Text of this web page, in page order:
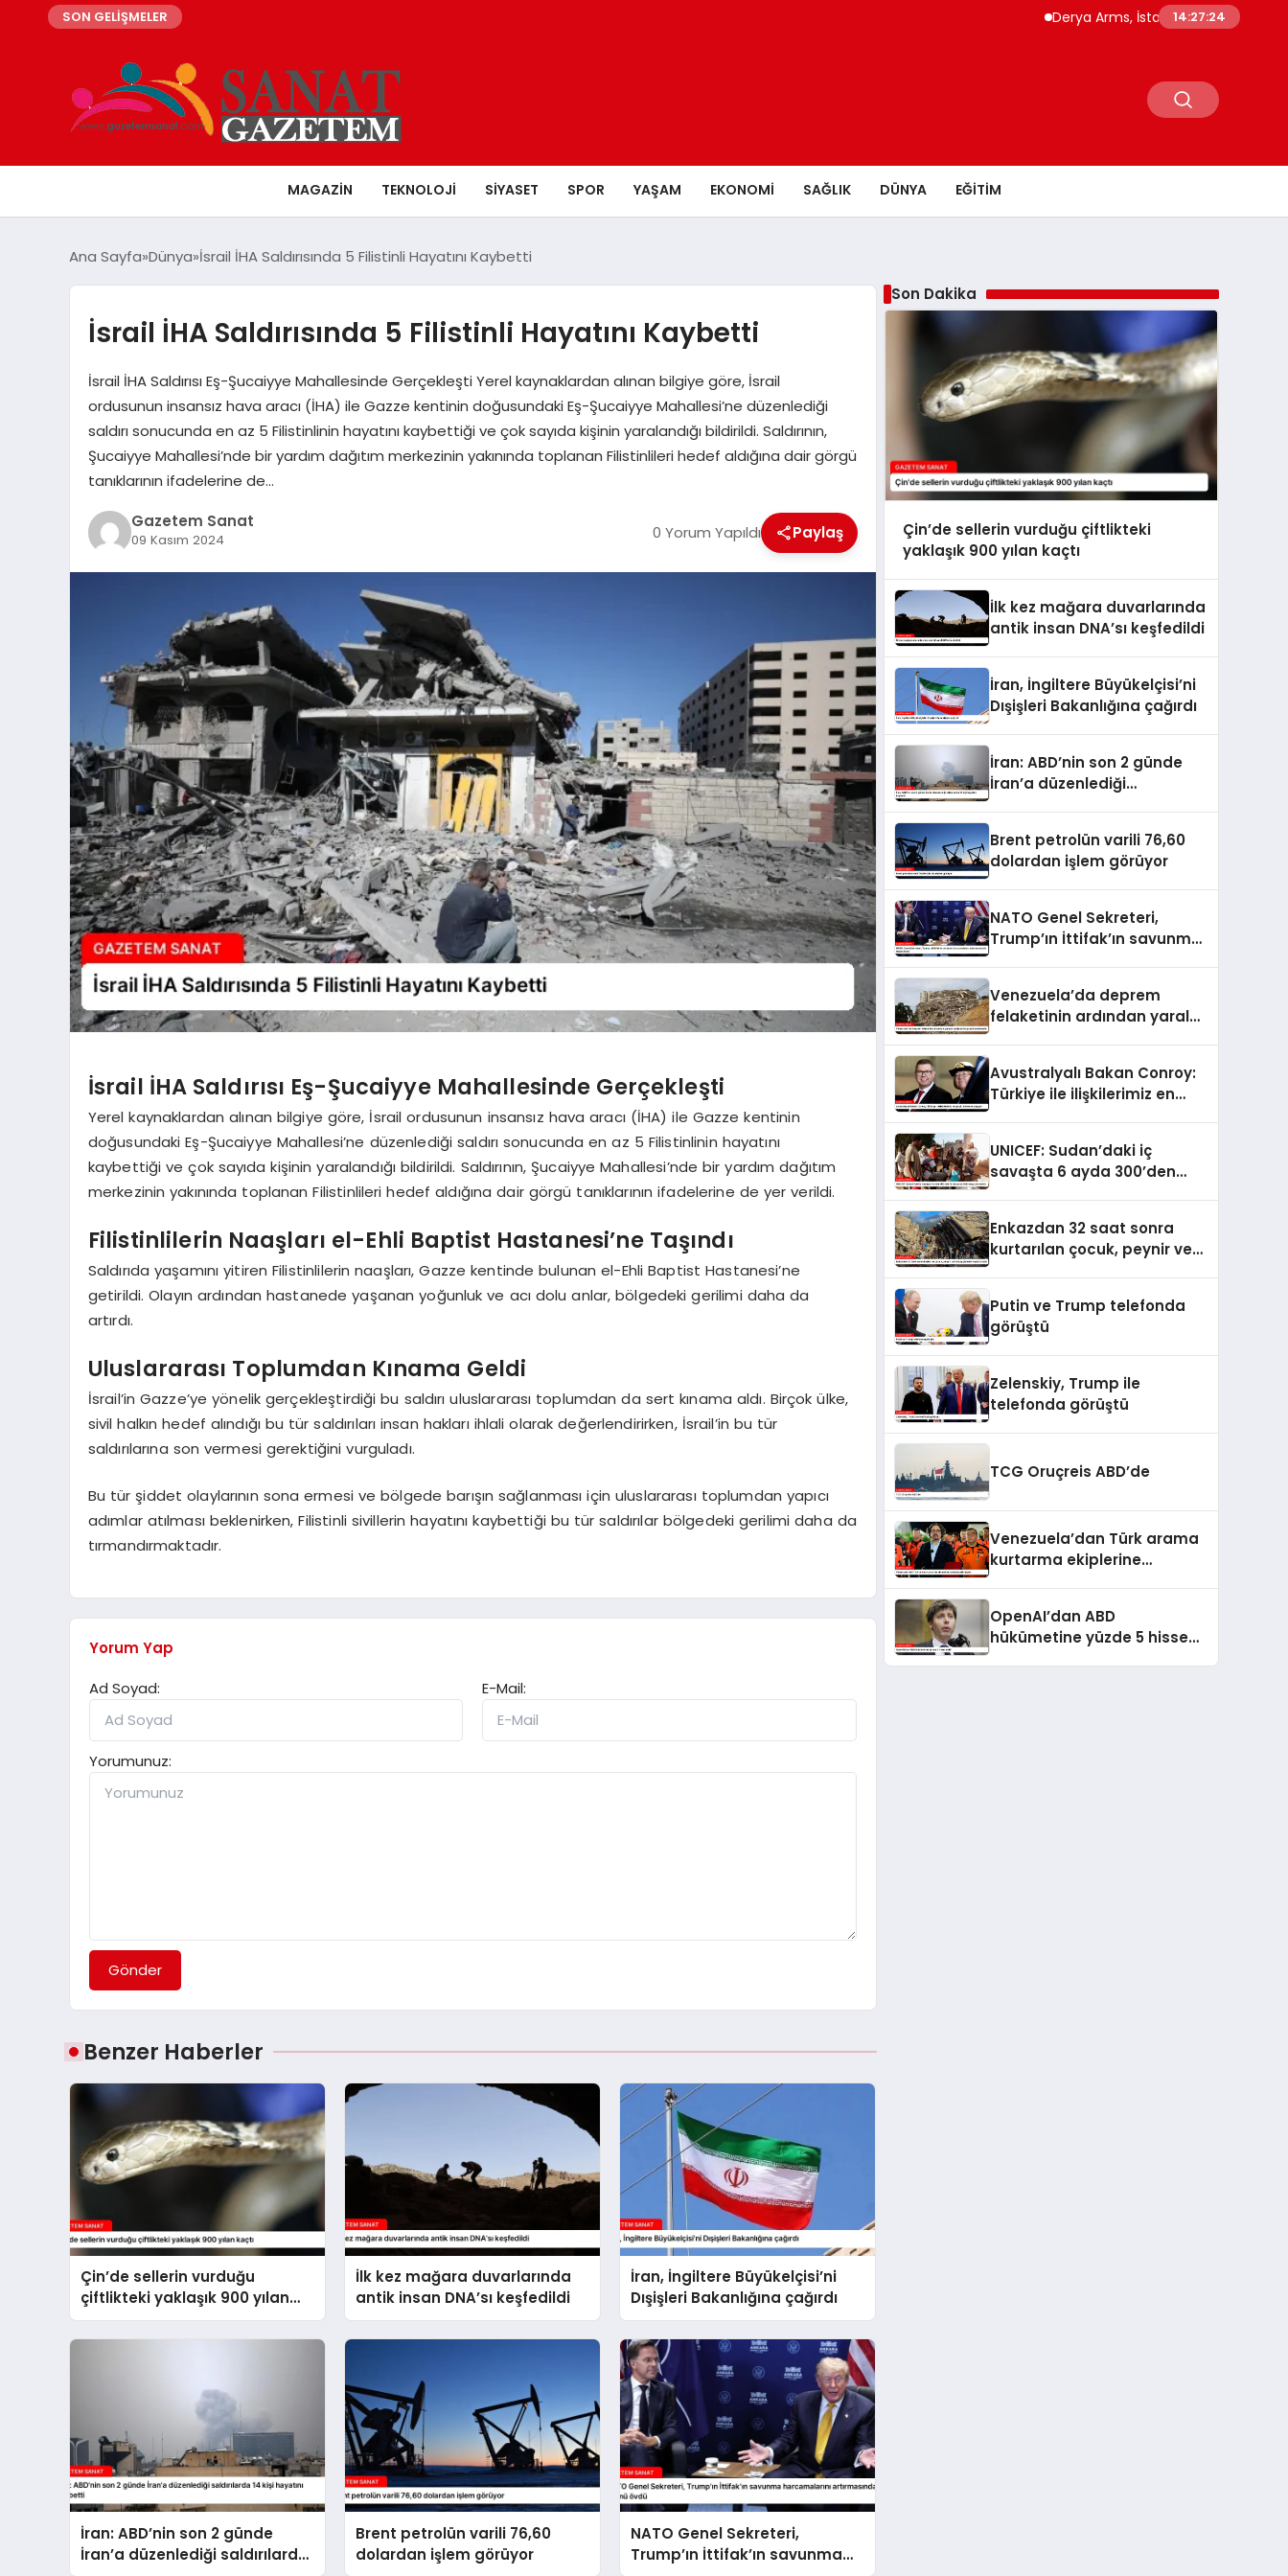
SON GELİŞMELER Derya Arms, İstanbul Prohunt 2026’da
14:27:25
MAGAZIN TEKNOLOJI SIYASET SPOR YAŞAM EKONOMI SAĞLIK DÜNYA EĞITIM
Ana Sayfa Dünya İsrail İHA Saldırısında 5 Filistinli Hayatını Kaybetti
İsrail İHA Saldırısında 5 Filistinli Hayatını Kaybetti
İsrail İHA Saldırısı Eş-Şucaiyye Mahallesinde Gerçekleşti Yerel kaynaklardan alınan bilgiye göre, İsrail
ordusunun insansız hava aracı (İHA) ile Gazze kentinin doğusundaki Eş-Şucaiyye Mahallesi’ne düzenlediği
saldırı sonucunda en az 5 Filistinlinin hayatını kaybettiği ve çok sayıda kişinin yaralandığı bildirildi. Saldırının,
Şucaiyye Mahallesi’nde bir yardım dağıtım merkezinin yakınında toplanan Filistinlileri hedef aldığına dair görgü
tanıklarının ifadelerine de…
Gazetem Sanat
09 Kasım 2024 0 Yorum Yapıldı Paylaş
İsrail İHA Saldırısı Eş-Şucaiyye Mahallesinde Gerçekleşti
Yerel kaynaklardan alınan bilgiye göre, İsrail ordusunun insansız hava aracı (İHA) ile Gazze kentinin
doğusundaki Eş-Şucaiyye Mahallesi’ne düzenlediği saldırı sonucunda en az 5 Filistinlinin hayatını
kaybettiği ve çok sayıda kişinin yaralandığı bildirildi. Saldırının, Şucaiyye Mahallesi’nde bir yardım dağıtım
merkezinin yakınında toplanan Filistinlileri hedef aldığına dair görgü tanıklarının ifadelerine de yer verildi.
Filistinlilerin Naaşları el-Ehli Baptist Hastanesi’ne Taşındı
Saldırıda yaşamını yitiren Filistinlilerin naaşları, Gazze kentinde bulunan el-Ehli Baptist Hastanesi’ne
getirildi. Olayın ardından hastanede yaşanan yoğunluk ve acı dolu anlar, bölgedeki gerilimi daha da
artırdı.
Uluslararası Toplumdan Kınama Geldi
İsrail’in Gazze’ye yönelik gerçekleştirdiği bu saldırı uluslararası toplumdan da sert kınama aldı. Birçok ülke,
sivil halkın hedef alındığı bu tür saldırıları insan hakları ihlali olarak değerlendirirken, İsrail’in bu tür
saldırılarına son vermesi gerektiğini vurguladı.
Bu tür şiddet olaylarının sona ermesi ve bölgede barışın sağlanması için uluslararası toplumdan yapıcı
adımlar atılması beklenirken, Filistinli sivillerin hayatını kaybettiği bu tür saldırılar bölgedeki gerilimi daha da
tırmandırmaktadır.
Yorum Yap
Ad Soyad:
E-Mail:
Yorumunuz:
Gönder
Benzer Haberler
Çin’de sellerin vurduğu
çiftlikteki yaklaşık 900 yılan
kaçtı
İlk kez mağara duvarlarında
antik insan DNA’sı keşfedildi
İran, İngiltere Büyükelçisi’ni
Dışişleri Bakanlığına çağırdı
İran: ABD’nin son 2 günde
İran’a düzenlediği saldırılarda
Brent petrolün varili 76,60
dolardan işlem görüyor
NATO Genel Sekreteri,
Trump’ın İttifak’ın savunma
Son Dakika
Çin’de sellerin vurduğu çiftlikteki
yaklaşık 900 yılan kaçtı
İlk kez mağara duvarlarında
antik insan DNA’sı keşfedildi
İran, İngiltere Büyükelçisi’ni
Dışişleri Bakanlığına çağırdı
İran: ABD’nin son 2 günde
İran’a düzenlediği
Brent petrolün varili 76,60
dolardan işlem görüyor
NATO Genel Sekreteri,
Trump’ın İttifak’ın savunma
Venezuela’da deprem
felaketinin ardından yaralar
Avustralyalı Bakan Conroy:
Türkiye ile ilişkilerimiz en
UNICEF: Sudan’daki iç
savaşta 6 ayda 300’den
Enkazdan 32 saat sonra
kurtarılan çocuk, peynir ve
Putin ve Trump telefonda
görüştü
Zelenskiy, Trump ile
telefonda görüştü
TCG Oruçreis ABD’de
Venezuela’dan Türk arama
kurtarma ekiplerine
OpenAI’dan ABD
hükümetine yüzde 5 hisse